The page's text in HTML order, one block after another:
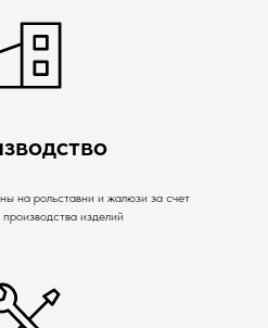
на рольставни и жалюзи за счет
изделий